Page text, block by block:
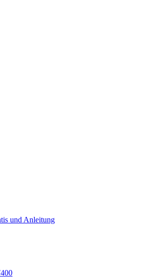
und Anleitung